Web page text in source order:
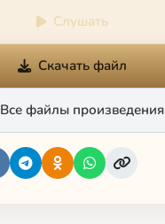
Слушать
Скачать файл
Все файлы произведения